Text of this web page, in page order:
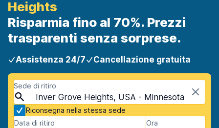
Heights
Risparmia fino al 70%. Prezzi
trasparenti senza sorprese.
Assistenza 24/7 Cancellazione gratuita
Sede di ritiro
Inver Grove Heights, USA - Minnesota
Riconsegna nella stessa sede
Data di ritiro
Ora